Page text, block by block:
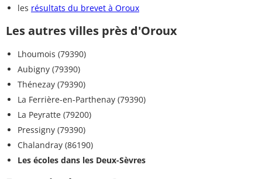
les résultats du brevet à Oroux
Les autres villes près d'Oroux
Lhoumois (79390)
Aubigny (79390)
Thénezay (79390)
La Ferrière-en-Parthenay (79390)
La Peyratte (79200)
Pressigny (79390)
Chalandray (86190)
Les écoles dans les Deux-Sèvres